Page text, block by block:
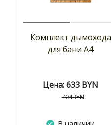
Комплект дымохода
для бани А4
Цена: 633 BYN
704BYN